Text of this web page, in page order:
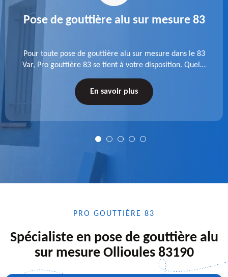
Pose de gouttière alu sur mesure 83
Pour toute pose de gouttière alu sur mesure dans le 83
Var, Pro gouttière 83 se tient à votre disposition. Quelle
nous confiance.
En savoir plus
PRO GOUTTIÈRE 83
Spécialiste en pose de gouttière alu
sur mesure Ollioules 83190